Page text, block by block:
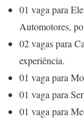
01 vaga para
Automotores,
02 vagas para
experiência.
01 vaga para
01 vaga para
01 vaga para